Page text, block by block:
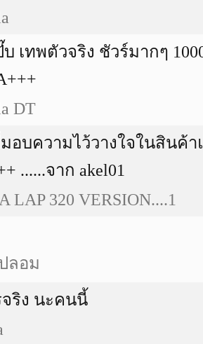
เทพตัวจริง ชัวร์มากๆ
DT
บความไว้วางใจในสินค้า
......จาก akel01
LAP 320 VERSION....1
ลอม
จริง นะคนนี้